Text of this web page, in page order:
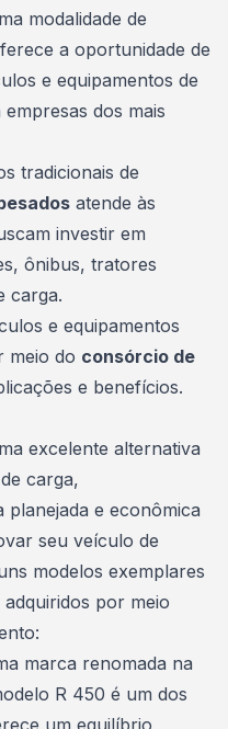
modalidade de
a oportunidade de
e equipamentos de
dos mais
tradicionais de
atende às
investir em
ônibus, tratores
carga.
e equipamentos
meio do consórcio de
e benefícios.
excelente alternativa
carga,
e econômica
seu veículo de
modelos exemplares
por meio
marca renomada na
R 450 é um dos
um equilíbrio